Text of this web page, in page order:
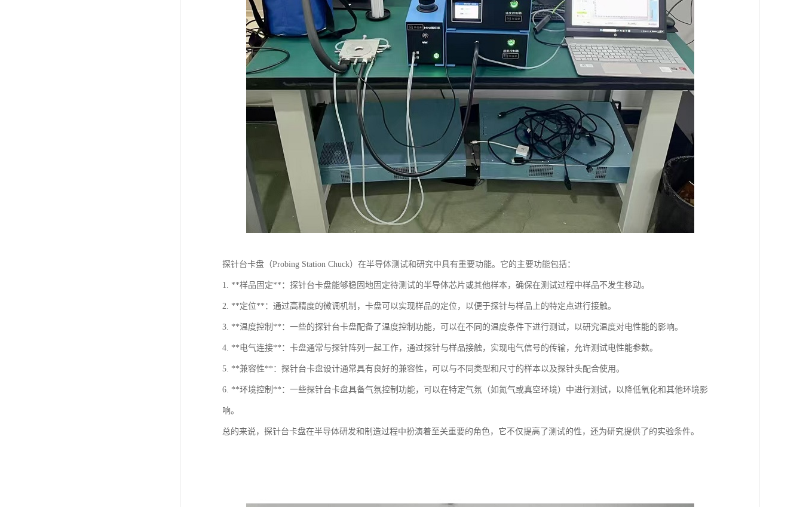
探针台卡盘（Probing Station Chuck）在半导体测试和研究中具有重要功能。它的主要功能包括：
1. **样品固定**：探针台卡盘能够稳固地固定待测试的半导体芯片或其他样本，确保在测试过程中样品不发生移动。
2. **定位**：通过高精度的微调机制，卡盘可以实现样品的定位，以便于探针与样品上的特定点进行接触。
3. **温度控制**：一些的探针台卡盘配备了温度控制功能，可以在不同的温度条件下进行测试，以研究温度对电性能的影响。
4. **电气连接**：卡盘通常与探针阵列一起工作，通过探针与样品接触，实现电气信号的传输，允许测试电性能参数。
5. **兼容性**：探针台卡盘设计通常具有良好的兼容性，可以与不同类型和尺寸的样本以及探针头配合使用。
6. **环境控制**：一些探针台卡盘具备气氛控制功能，可以在特定气氛（如氮气或真空环境）中进行测试，以降低氧化和其他环境影
响。
总的来说，探针台卡盘在半导体研发和制造过程中扮演着至关重要的角色，它不仅提高了测试的性，还为研究提供了的实验条件。